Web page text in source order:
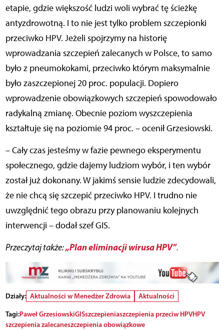
etapie, gdzie większość ludzi woli wybrać tę ścieżkę
antyzdrowotną. I to nie jest tylko problem szczepionki
przeciwko HPV. Jeżeli spojrzymy na historię
wprowadzania szczepień zalecanych w Polsce, to samo
było z pneumokokami, przeciwko którym maksymalnie
było zaszczepionej 20 proc. populacji. Dopiero
wprowadzenie obowiązkowych szczepień spowodowało
radykalną zmianę. Obecnie poziom wyszczepienia
kształtuje się na poziomie 94 proc. – ocenił Grzesiowski.
– Cały czas jesteśmy w fazie pewnego eksperymentu
społecznego, gdzie dajemy ludziom wybór, i ten wybór
został już dokonany. W jakimś sensie ludzie zdecydowali,
że nie chcą się szczepić przeciwko HPV. I trudno nie
uwzględnić tego obrazu przy planowaniu kolejnych
interwencji – dodał szef GIS.
Przeczytaj także:„Plan eliminacji wirusa HPV”.
Działy: Aktualności w Menedżer Zdrowia
Aktualności
Tagi:Paweł GrzesiowskiGISszczepieniaszczepienia przeciw HPVHPV
szczepienia zalecaneszczepienia obowiązkowe